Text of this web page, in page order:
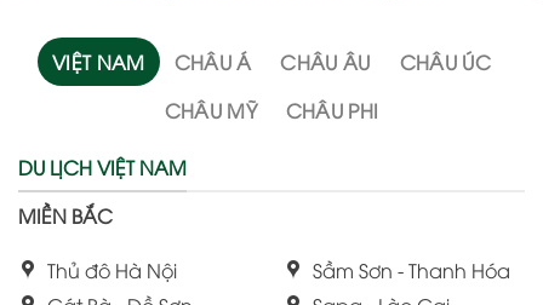
VIỆT NAM CHÂU Á CHÂU ÂU
CHÂU ÚC
CHÂU MỸ
CHÂU PHI
DU LỊCH VIỆT NAM
MIỀN BẮC
Thủ đô Hà Nội
Sầm Sơn - Thanh Hóa